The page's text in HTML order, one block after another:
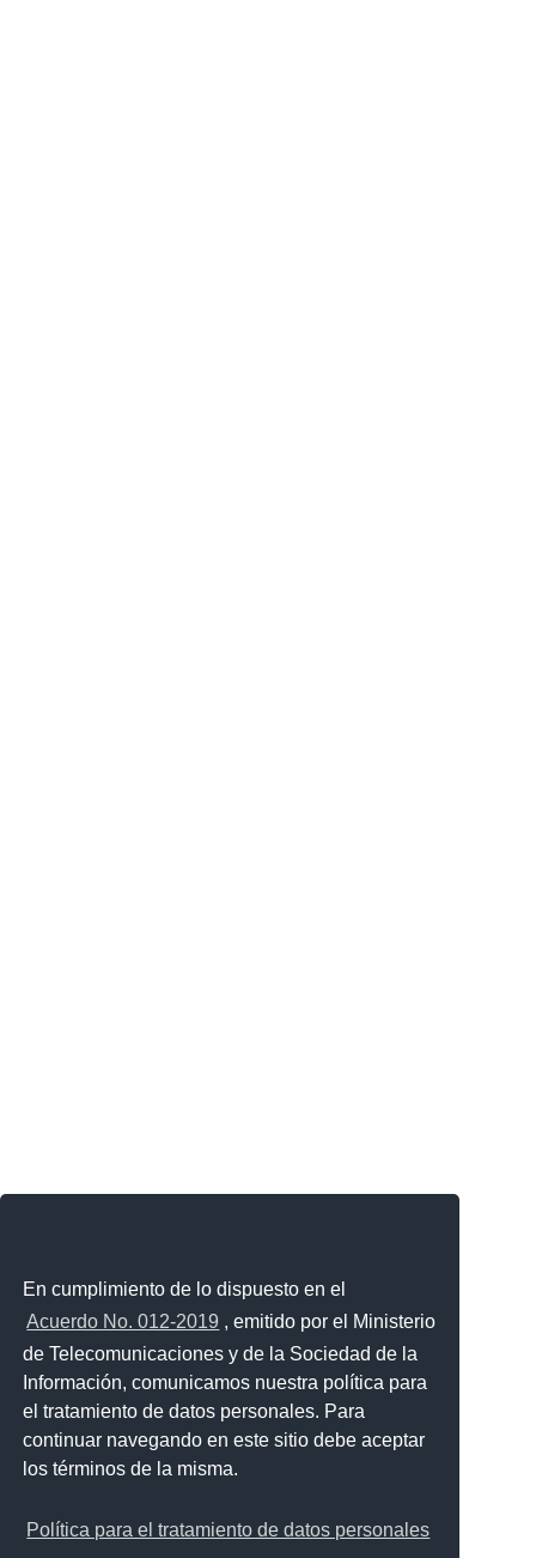
En cumplimiento de lo dispuesto en el
Acuerdo No. 012-2019 , emitido por el Ministerio
de Telecomunicaciones y de la Sociedad de la
Información, comunicamos nuestra política para
el tratamiento de datos personales. Para
continuar navegando en este sitio debe aceptar
los términos de la misma.
Política para el tratamiento de datos personales